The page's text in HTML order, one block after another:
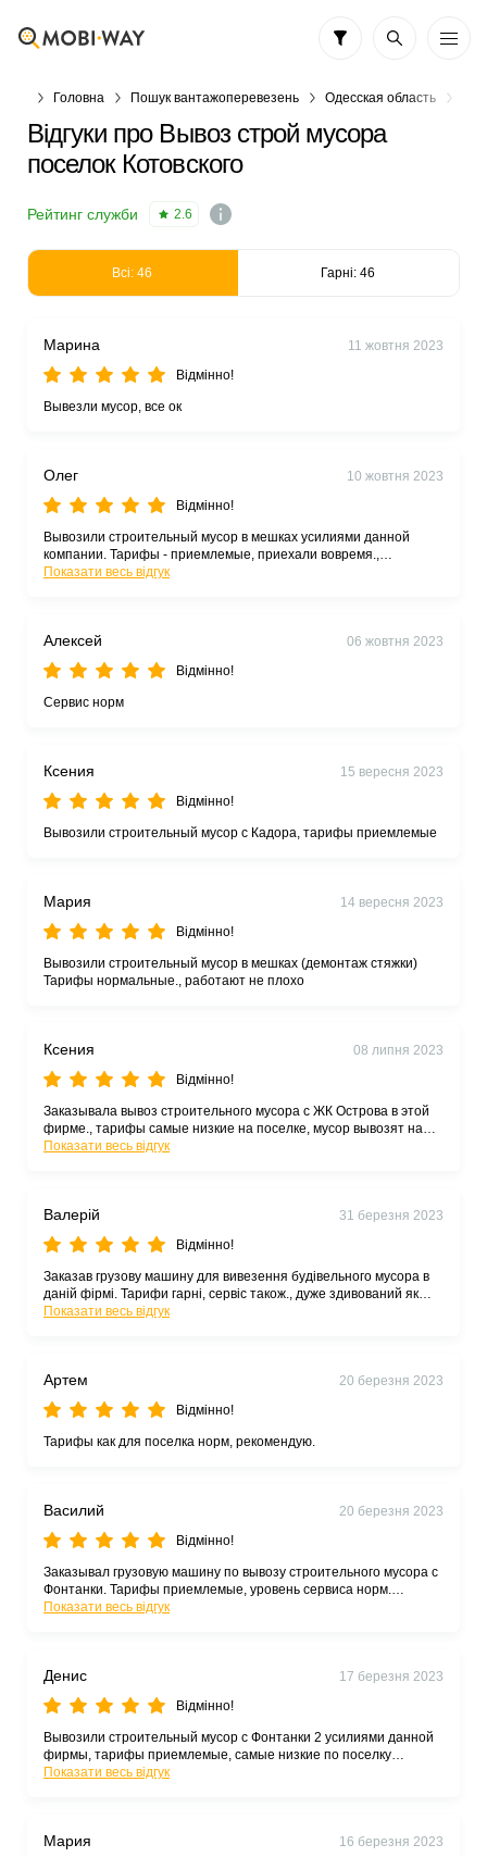
Головна Пошук вантажоперевезень Одесская область
Відгуки про Вывоз строй мусора
поселок Котовского
Рейтинг служби 2.6
Всі: 46 Гарні: 46
Марина
11 жовтня 2023
Відмінно!
Вывезли мусор, все ок
Олег
10 жовтня 2023
Відмінно!
Вывозили строительный мусор в мешках усилиями данной
компании. Тарифы - приемлемые, приехали вовремя.,
рекомендую.
Показати весь відгук
Алексей
06 жовтня 2023
Відмінно!
Сервис норм
Ксения
15 вересня 2023
Відмінно!
Вывозили строительный мусор с Кадора, тарифы приемлемые
Мария
14 вересня 2023
Відмінно!
Вывозили строительный мусор в мешках (демонтаж стяжки)
Тарифы нормальные., работают не плохо
Ксения
08 липня 2023
Відмінно!
Заказывала вывоз строительного мусора с ЖК Острова в этой
фирме., тарифы самые низкие на поселке, мусор вывозят на
свалку, что очень радует.
Показати весь відгук
Валерій
31 березня 2023
Відмінно!
Заказав грузову машину для вивезення будівельного мусора в
даній фірмі. Тарифи гарні, сервіс також., дуже здивований як
вантажники перейшли на розмову на українську мову. Молодці.
Показати весь відгук
Артем
20 березня 2023
Відмінно!
Тарифы как для поселка норм, рекомендую.
Василий
20 березня 2023
Відмінно!
Заказывал грузовую машину по вывозу строительного мусора с
Фонтанки. Тарифы приемлемые, уровень сервиса норм.
Рекомендую
Показати весь відгук
Денис
17 березня 2023
Відмінно!
Вывозили строительный мусор с Фонтанки 2 усилиями данной
фирмы, тарифы приемлемые, самые низкие по поселку
Котовского
Показати весь відгук
Мария
16 березня 2023